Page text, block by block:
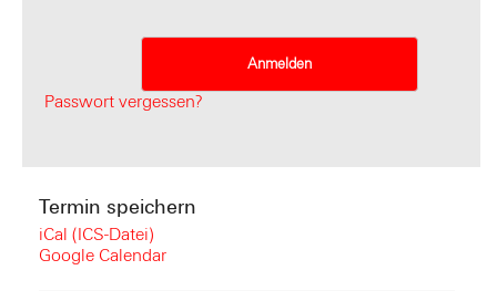
Passwort vergessen?
Termin speichern
iCal (ICS-Datei)
Google Calendar